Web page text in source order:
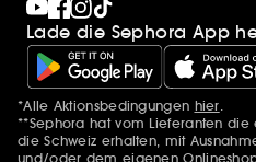
Pride
Lade die Sephora App
Zusätzlich Erwähnungen
*Alle Aktionsbedingungen hier.
**Sephora hat vom Lieferanten die
die Schweiz erhalten, mit
und/oder dem eigenen